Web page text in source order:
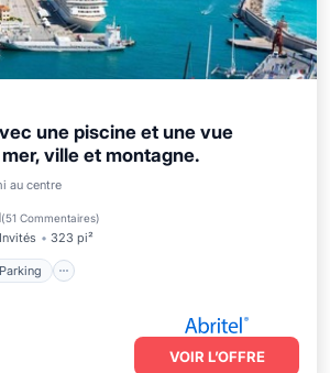
une piscine et une vue
ville et montagne.
au centre
(51 Commentaires)
323 pi²
Parking
mer
VOIR L’OFFRE